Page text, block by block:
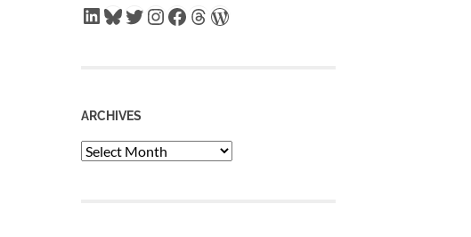
LinkedIn
Bluesky
Twitter
Instagram
Facebook
Threads
WordPress
ARCHIVES
Archives